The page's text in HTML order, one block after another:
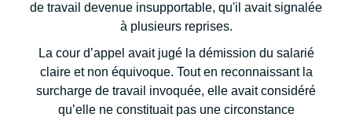
de travail devenue insupportable, qu'il avait signalée
à plusieurs reprises.
La cour d’appel avait jugé la démission du salarié
claire et non équivoque. Tout en reconnaissant la
surcharge de travail invoquée, elle avait considéré
qu’elle ne constituait pas une circonstance